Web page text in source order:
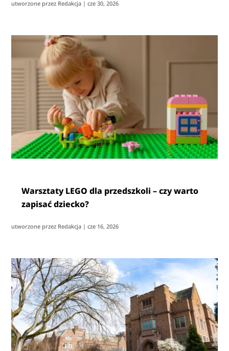
utworzone przez Redakcja |cze 30, 2026
Warsztaty LEGO dla przedszkoli – czy warto
zapisać dziecko?
utworzone przez Redakcja |cze 16, 2026